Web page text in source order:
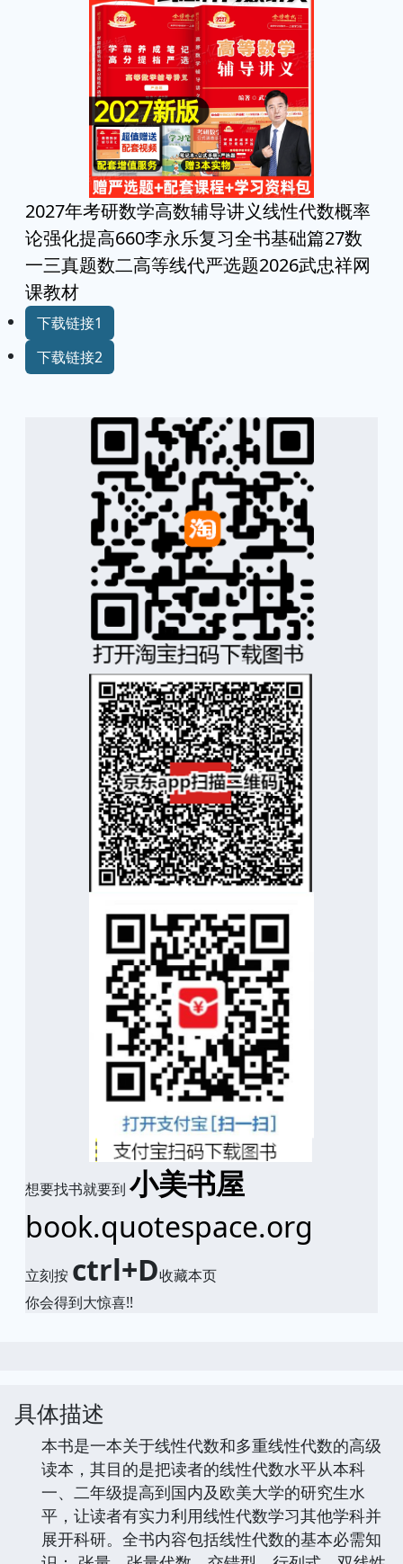
2027年考研数学高数辅导讲义线性代数概率
论强化提高660李永乐复习全书基础篇27数
一三真题数二高等线代严选题2026武忠祥网
课教材
下载链接1
下载链接2
想要找书就要到 小美书屋
book.quotespace.org
立刻按 ctrl+D收藏本页
你会得到大惊喜!!
具体描述
本书是一本关于线性代数和多重线性代数的高级
读本，其目的是把读者的线性代数水平从本科
一、二年级提高到国内及欧美大学的研究生水
平，让读者有实力利用线性代数学习其他学科并
展开科研。全书内容包括线性代数的基本必需知